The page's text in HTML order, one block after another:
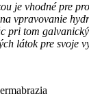
je vhodné pre
vpravovanie
pri tom
látok pre svoje